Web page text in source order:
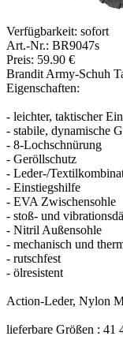
Verfügbarkeit: sofort
Art.-Nr.: BR9047s
Preis: 59.90 €
Brandit Army-Schuh
Eigenschaften:
- leichter, taktischer
- stabile, dynamische
- 8-Lochschnürung
- Geröllschutz
- Leder-/
- Einstiegshilfe
- EVA Zwischensohle
- stoß- und
- Nitril Außensohle
- mechanisch und
- rutschfest
- ölresistent
Action-Leder, Nylon
lieferbare Größen : 41